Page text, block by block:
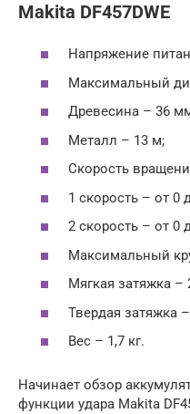
Makita DF457DWE
Напряжение
Максимальный
Древесина – 36
Металл – 13 м;
Скорость
1 скорость – от 0
2 скорость – от 0
Максимальный
Мягкая затяжка –
Твердая затяжка
Вес – 1,7 кг.
Начинает обзор
функции удара Makita